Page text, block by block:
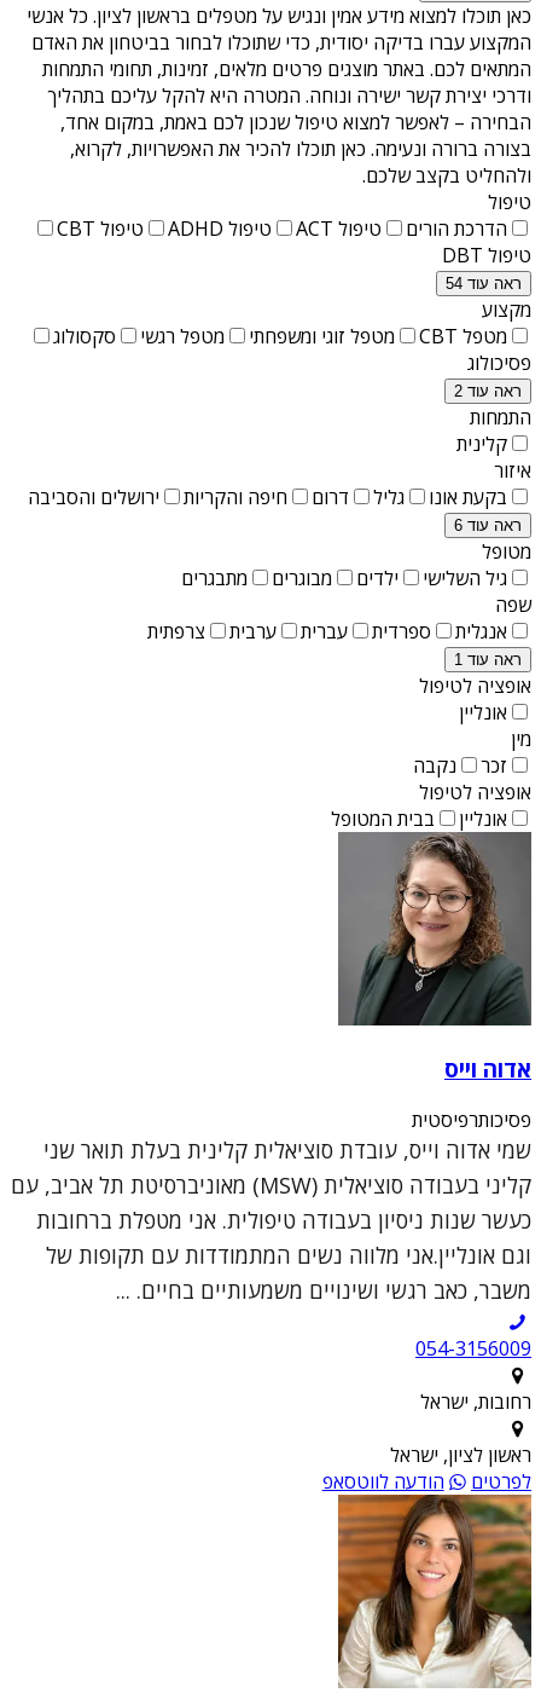
כאן תוכלו למצוא מידע אמין ונגיש על מטפלים בראשון לציון. כל אנשי
המקצוע עברו בדיקה יסודית, כדי שתוכלו לבחור בביטחון את האדם
המתאים לכם. באתר מוצגים פרטים מלאים, זמינות, תחומי התמחות
ודרכי יצירת קשר ישירה ונוחה. המטרה היא להקל עליכם בתהליך
הבחירה – לאפשר למצוא טיפול שנכון לכם באמת, במקום אחד,
בצורה ברורה ונעימה. כאן תוכלו להכיר את האפשרויות, לקרוא,
ולהחליט בקצב שלכם.
טיפול
הדרכת הורים
טיפול ACT טיפול ADHD
טיפול CBT
טיפול DBT
ראה עוד 54
מקצוע
מטפל CBT
מטפל זוגי ומשפחתי מטפל רגשי
סקסולוג
פסיכולוג
ראה עוד 2
התמחות
קלינית
איזור
בקעת אונו
גליל דרום חיפה והקריות ירושלים והסביבה
ראה עוד 6
מטופל
גיל השלישי
ילדים מבוגרים
מתבגרים
שפה
אנגלית
ספרדית עברית ערבית צרפתית
ראה עוד 1
אופציה לטיפול
אונליין
מין
זכר
נקבה
אופציה לטיפול
אונליין
בבית המטופל
אדוה וייס
פסיכותרפיסטית
שמי אדוה וייס, עובדת סוציאלית קלינית בעלת תואר שני
קליני בעבודה סוציאלית (MSW) מאוניברסיטת תל אביב, עם
כעשר שנות ניסיון בעבודה טיפולית. אני מטפלת ברחובות
וגם אונליין.אני מלווה נשים המתמודדות עם תקופות של
משבר, כאב רגשי ושינויים משמעותיים בחיים. ...
054-3156009
רחובות, ישראל
ראשון לציון, ישראל
לפרטים
הודעה לווטסאפ